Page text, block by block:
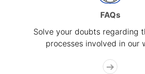
FAQs
Solve your doubts regarding
processes involved in our